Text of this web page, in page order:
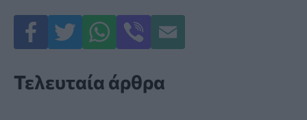
Τελευταία άρθρα